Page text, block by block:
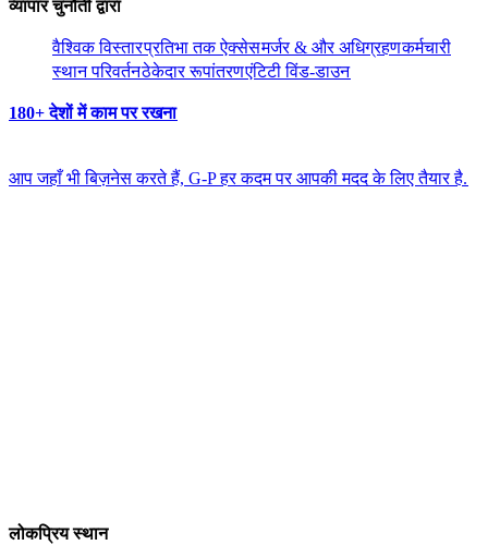
व्यापार चुनौती द्वारा​​
वैश्विक विस्तार​​प्रतिभा तक ऐक्सेस​​मर्जर & और अधिग्रहण​​कर्मचारी
स्थान परिवर्तन​​ठेकेदार रूपांतरण​​एंटिटी विंड-डाउन​​
180+ देशों में काम पर रखना​​
आप जहाँ भी बिज़नेस करते हैं, G-P हर कदम पर आपकी मदद के लिए तैयार है.​​
लोकप्रिय स्थान​​